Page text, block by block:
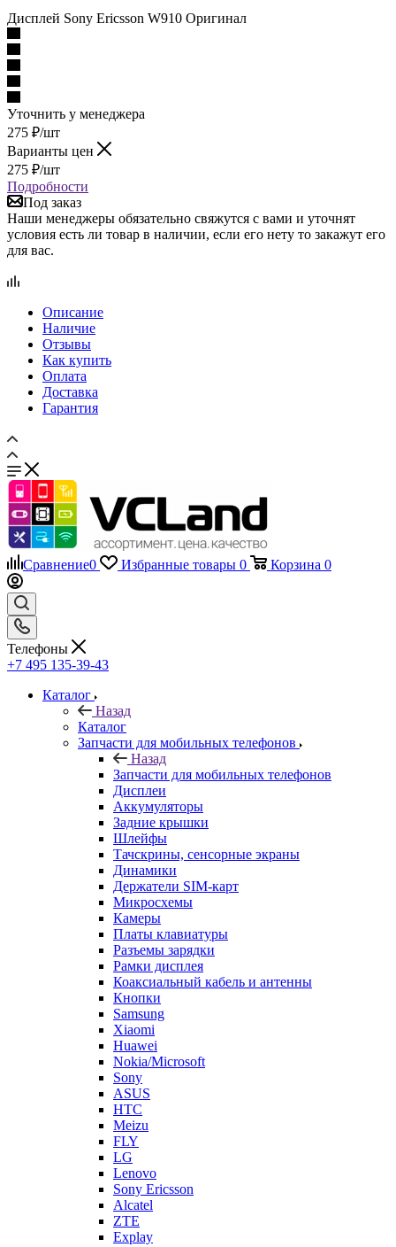
Дисплей Sony Ericsson W910 Оригинал
Уточнить у менеджера
275 ₽/шт
Варианты цен
275 ₽/шт
Подробности
Под заказ
Наши менеджеры обязательно свяжутся с вами и уточнят
условия есть ли товар в наличии, если его нету то закажут его
для вас.
Описание
Наличие
Отзывы
Как купить
Оплата
Доставка
Гарантия
Сравнение0 Избранные товары 0 Корзина 0
Телефоны
+7 495 135-39-43
Каталог
Назад
Каталог
Запчасти для мобильных телефонов
Назад
Запчасти для мобильных телефонов
Дисплеи
Аккумуляторы
Задние крышки
Шлейфы
Тачскрины, сенсорные экраны
Динамики
Держатели SIM-карт
Микросхемы
Камеры
Платы клавиатуры
Разъемы зарядки
Рамки дисплея
Коаксиальный кабель и антенны
Кнопки
Samsung
Xiaomi
Huawei
Nokia/Microsoft
Sony
ASUS
HTC
Meizu
FLY
LG
Lenovo
Sony Ericsson
Alcatel
ZTE
Explay